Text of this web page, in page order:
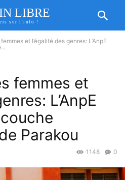
LIBRE
sur l'info !
et l’égalité des genres: L’AnpE
femmes et
L’AnpE
Parakou
0
1148